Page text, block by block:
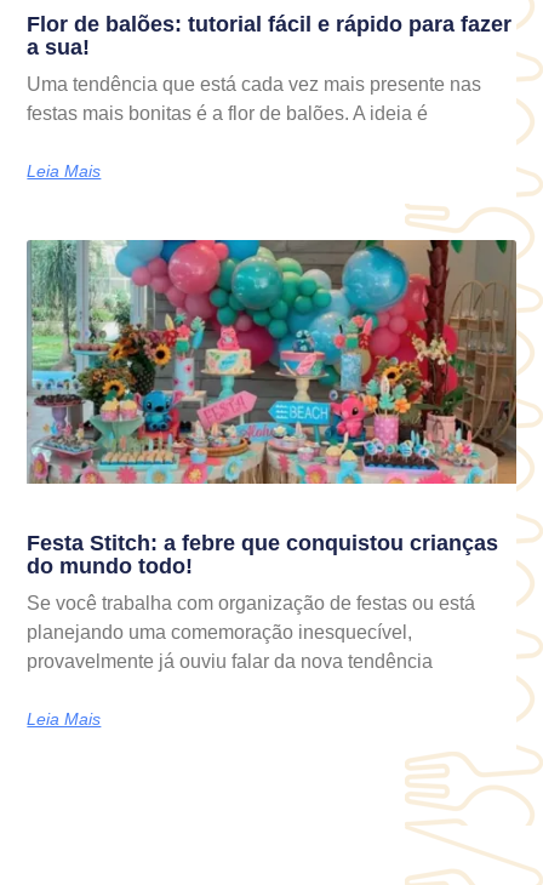
Flor de balões: tutorial fácil e rápido para fazer
a sua!
Uma tendência que está cada vez mais presente nas
festas mais bonitas é a flor de balões. A ideia é
Leia Mais
Festa Stitch: a febre que conquistou crianças
do mundo todo!
Se você trabalha com organização de festas ou está
planejando uma comemoração inesquecível,
provavelmente já ouviu falar da nova tendência
Leia Mais